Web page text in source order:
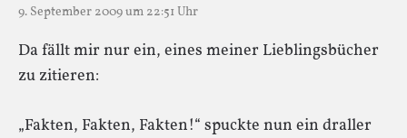
9. September 2009 um 22:51 Uhr
Da fällt mir nur ein, eines meiner Lieblingsbücher
zu zitieren:
„Fakten, Fakten, Fakten!“ spuckte nun ein draller